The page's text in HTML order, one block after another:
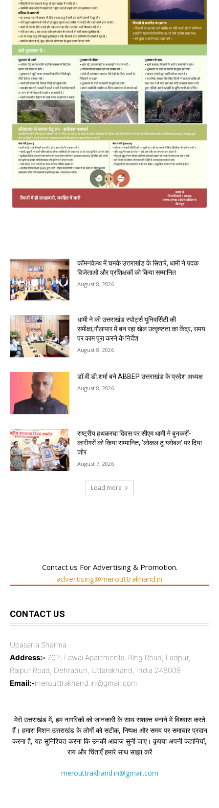
कॉमनवेल्थ में चमके उत्तराखंड के सितारे, धामी ने पदक
विजेताओं और प्रशिक्षकों को किया सम्मानित
August 8, 2026
धामी ने की उत्तराखंड स्पोर्ट्स यूनिवर्सिटी की
समीक्षा,गौलापार में बन रहा खेल उत्कृष्टता का केंद्र, समय
पर काम पूरा करने के निर्देश
August 8, 2026
डॉ.वी.डी.शर्मा बने ABBEP उत्तराखंड के प्रदेश अध्यक्ष
August 8, 2026
राष्ट्रीय हथकरघा दिवस पर सीएम धामी ने बुनकरों-
कारीगरों को किया सम्मानित, ‘लोकल टू ग्लोबल’ पर दिया
जोर
August 7, 2026
Load more
Contact us For Advertising & Promotion.
advertising@merouttrakhand.in
CONTACT US
Upasana Sharma
Address:- 702, Lawai Apartments, Ring Road, Ladpur,
Raipur Road, Dehradun, Uttarakhand, India 248008
Email:-merouttrakhand.in@gmail.com
मेरो उत्तराखंड में, हम नागरिकों को जानकारी के साथ सशक्त बनाने में विश्वास करते
हैं। हमारा मिशन उत्तराखंड के लोगों को सटीक, निष्पक्ष और समय पर समाचार प्रदान
करना है, यह सुनिश्चित करना कि उनकी आवाज़ सुनी जाए। कृपया अपनी कहानियाँ,
राय और चिंताएँ हमारे साथ साझा करें
merouttrakhand.in@gmail.com